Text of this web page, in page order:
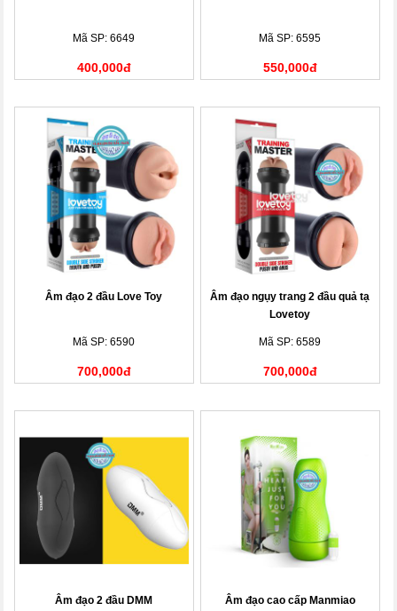
Mã SP: 6649
400,000đ
Mã SP: 6595
550,000đ
Âm đạo 2 đầu Love Toy
Mã SP: 6590
700,000đ
Âm đạo ngụy trang 2 đầu quả tạ
Lovetoy
Mã SP: 6589
700,000đ
Âm đạo 2 đầu DMM Âm đạo cao cấp Manmiao